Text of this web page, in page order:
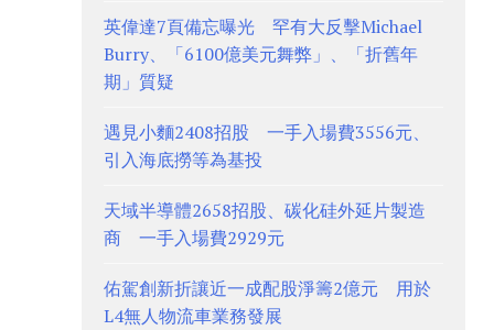
英偉達7頁備忘曝光 罕有大反擊Michael
Burry、「6100億美元舞弊」、「折舊年
期」質疑
遇見小麵2408招股 一手入場費3556元、
引入海底撈等為基投
天域半導體2658招股、碳化硅外延片製造
商 一手入場費2929元
佑駕創新折讓近一成配股淨籌2億元 用於
L4無人物流車業務發展